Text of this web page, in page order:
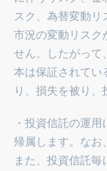
スク、為替変動リ
市況の変動リスク
せん。したがって
本は保証されてい
り、損失を被り、
・投資信託の運
帰属します。なお
また、投資信託